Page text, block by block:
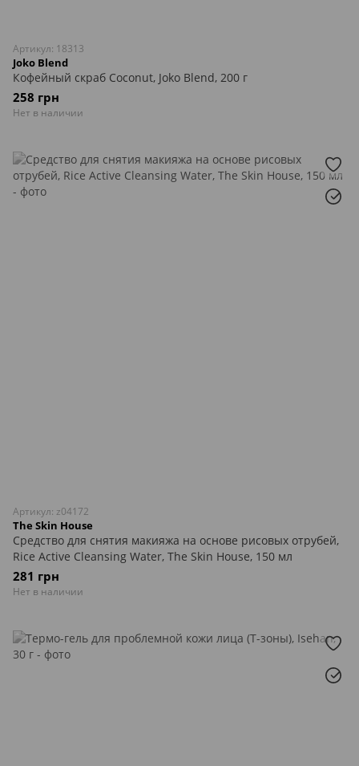
Артикул: 18313
Joko Blend
Кофейный скраб Coconut, Joko Blend, 200 г
258 грн
Нет в наличии
Артикул: z04172
The Skin House
Средство для снятия макияжа на основе рисовых отрубей,
Rice Active Cleansing Water, The Skin House, 150 мл
281 грн
Нет в наличии